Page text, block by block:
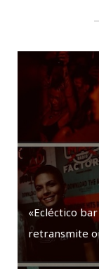
«Ecléctico
retransmite